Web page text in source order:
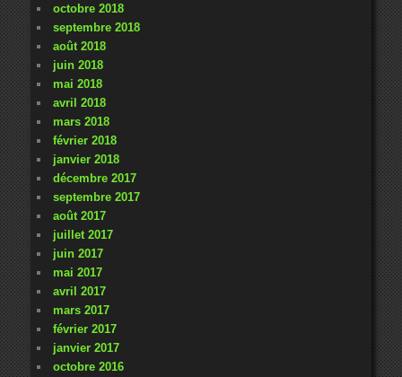
octobre 2018
septembre 2018
août 2018
juin 2018
mai 2018
avril 2018
mars 2018
février 2018
janvier 2018
décembre 2017
septembre 2017
août 2017
juillet 2017
juin 2017
mai 2017
avril 2017
mars 2017
février 2017
janvier 2017
octobre 2016